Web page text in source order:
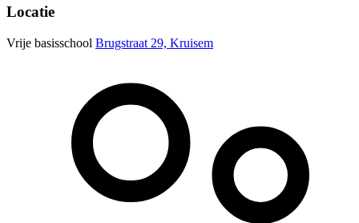
Locatie
Vrije basisschool Brugstraat 29, Kruisem